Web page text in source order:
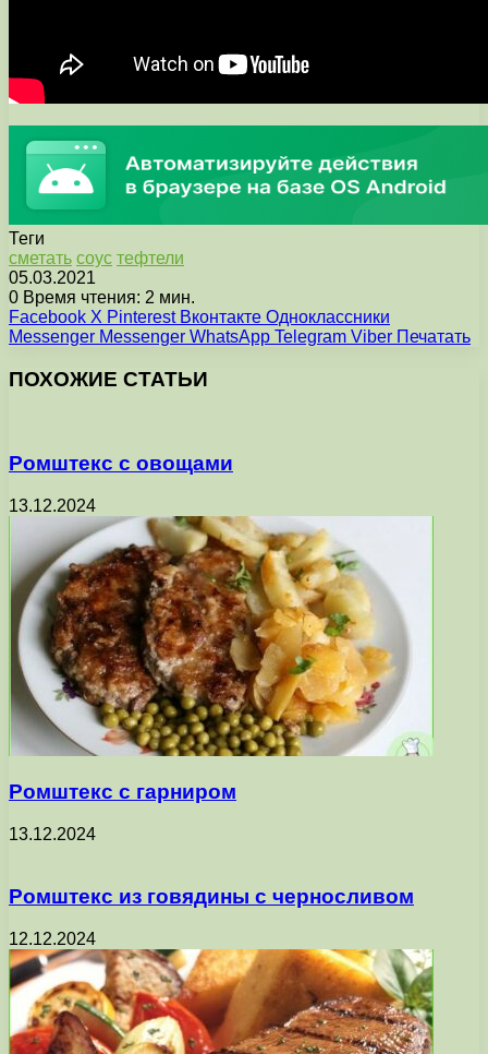
Теги
сметать соус тефтели
05.03.2021
0 Время чтения: 2 мин.
Facebook X Pinterest Вконтакте Одноклассники
Messenger Messenger WhatsApp Telegram Viber Печатать
ПОХОЖИЕ СТАТЬИ
Ромштекс с овощами
13.12.2024
Ромштекс с гарниром
13.12.2024
Ромштекс из говядины с черносливом
12.12.2024